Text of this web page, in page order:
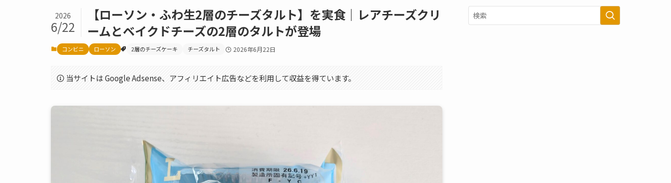
【ローソン・ふわ生2層のチーズタルト】を実食｜レアチーズクリ
ームとベイクドチーズの2層のタルトが登場
2026
6/22
コンビニ ローソン 2層のチーズケーキ チーズタルト 2026年6月22日
当サイトは Google Adsense、アフィリエイト広告などを利用して収益を得ています。